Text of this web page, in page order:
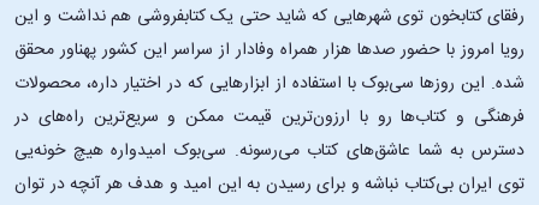
بازخوردها به رمان چشمهایش
بسیاری از خوانندگان پس از مطالعه کتاب چشمهایش، نخستین نکته‌ای
که به آن اشاره می‌کنند، کشش بالای داستان و رازآلود بودن آن است.
آن‌ها معمولاً این رمان را اثری توصیف می‌کنند که از همان صفحات
نخست ذهن مخاطب را درگیر می‌کند و تا پایان، تعلیق خود را حفظ
رفقای کتابخون توی شهرهایی که شاید حتی یک کتابفروشی هم نداشت و این
رویا امروز با حضور صدها هزار همراه وفادار از سراسر این کشور پهناور محقق
شده. این ‌روزها سی‌بوک با استفاده از ابزارهایی که در اختیار داره، محصولات
فرهنگی و کتاب‌ها رو با ارزون‌ترین قیمت ممکن و سریع‌ترین راه‌های در
دسترس به شما عاشق‌های کتاب می‌رسونه. سی‌بوک امیدواره هیچ خونه‌یی
توی ایران بی‌کتاب نباشه و برای رسیدن به این امید و هدف هر آنچه در توان